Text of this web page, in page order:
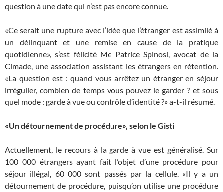
question à une date qui n’est pas encore connue.
«Ce serait une rupture avec l’idée que l’étranger est assimilé à
un délinquant et une remise en cause de la pratique
quotidienne», s’est félicité Me Patrice Spinosi, avocat de la
Cimade, une association assistant les étrangers en rétention.
«La question est : quand vous arrêtez un étranger en séjour
irrégulier, combien de temps vous pouvez le garder ? et sous
quel mode : garde à vue ou contrôle d’identité ?» a-t-il résumé.
«Un détournement de procédure», selon le Gisti
Actuellement, le recours à la garde à vue est généralisé. Sur
100 000 étrangers ayant fait l’objet d’une procédure pour
séjour illégal, 60 000 sont passés par la cellule. «Il y a un
détournement de procédure, puisqu’on utilise une procédure